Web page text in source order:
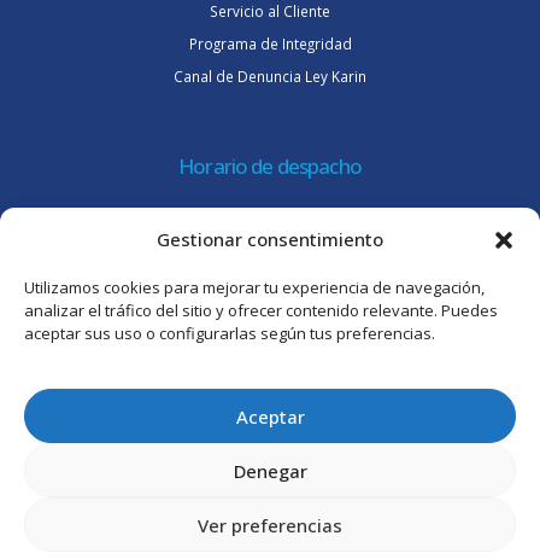
Gestionar consentimiento
Utilizamos cookies para mejorar tu experiencia de navegación,
analizar el tráfico del sitio y ofrecer contenido relevante. Puedes
aceptar sus uso o configurarlas según tus preferencias.
Aceptar
Denegar
Ver preferencias
Servicio al Cliente
Programa de Integridad
Canal de Denuncia Ley Karin
Horario de despacho
Viernes 8:30 a 15:30 hrs.
Atención al cliente